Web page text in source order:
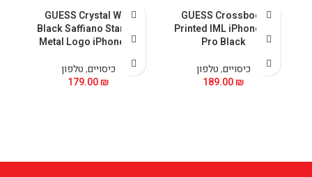
GUESS Crossbody
Printed IML iPhone 15
Pro Black
כיסויים,טלפון
189.00₪
GUESS Crystal With
Black Saffiano Stand &
Metal Logo iPhone 15
כיסויים,טלפון
179.00₪